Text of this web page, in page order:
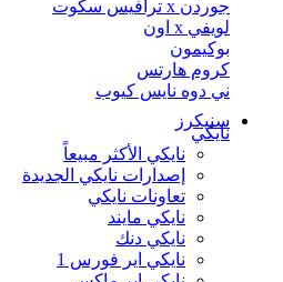
جوردن x ترافيس سكوت
لويفي x اون
بوكيمون
كروم هارتس
ني دوه نايس كيوب
سنيكرز
نايكي
نايكي الأكثر مبيعاً
إصدارات نايكي الجديدة
تعاونات نايكي
نايكي مايند
نايكي دنك
نايكي اير فورس 1